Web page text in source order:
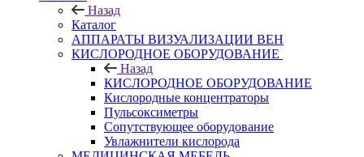
Назад
Каталог
АППАРАТЫ ВИЗУАЛИЗАЦИИ ВЕН
КИСЛОРОДНОЕ ОБОРУДОВАНИЕ
Назад
КИСЛОРОДНОЕ ОБОРУДОВАНИЕ
Кислородные концентраторы
Пульсоксиметры
Сопутствующее оборудование
Увлажнители кислорода